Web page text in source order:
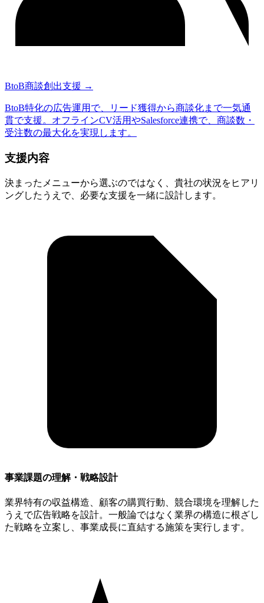
BtoB商談創出支援 →
BtoB特化の広告運用で、リード獲得から商談化まで一気通
貫で支援。オフラインCV活用やSalesforce連携で、商談数・
受注数の最大化を実現します。
支援内容
決まったメニューから選ぶのではなく、貴社の状況をヒアリ
ングしたうえで、必要な支援を一緒に設計します。
事業課題の理解・戦略設計
業界特有の収益構造、顧客の購買行動、競合環境を理解した
うえで広告戦略を設計。一般論ではなく業界の構造に根ざし
た戦略を立案し、事業成長に直結する施策を実行します。